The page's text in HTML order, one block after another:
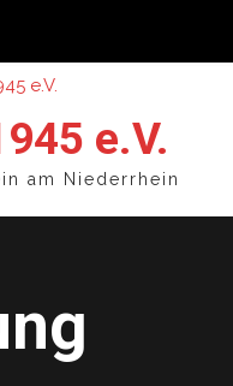
e.V.
am Niederrhein